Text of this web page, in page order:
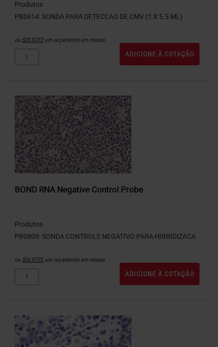
Produtos
ou SOLICITEum orçamento em massa.
ADICIONE À COTAÇÃO
BOND RNA Negative Control Probe
Produtos
ou SOLICITEum orçamento em massa.
ADICIONE À COTAÇÃO